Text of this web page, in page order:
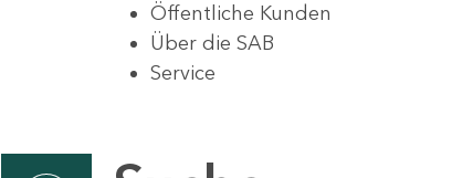
Öffentliche Kunden
Über die SAB
Service